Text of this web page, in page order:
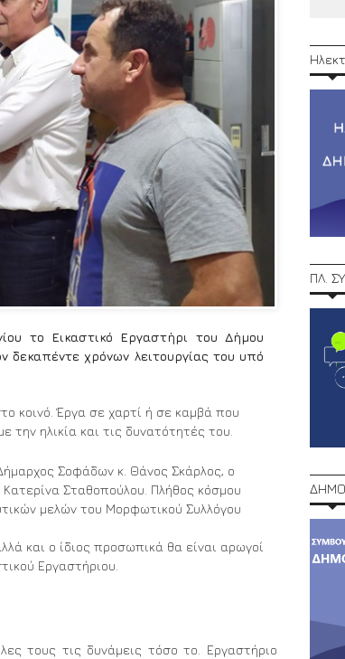
το Εικαστικό Εργαστήρι του Δήμου
χρόνων λειτουργίας του υπό
κοινό. Έργα σε χαρτί ή σε καμβά που
ηλικία και τις δυνατότητές του.
Σοφάδων κ. Θάνος Σκάρλος, ο
Σταθοπούλου. Πλήθος κόσμου
μελών του Μορφωτικού Συλλόγου
και ο ίδιος προσωπικά θα είναι αρωγοί
Εργαστήριου.
τους τις δυνάμεις τόσο το. Εργαστήριο
ΠΛ.